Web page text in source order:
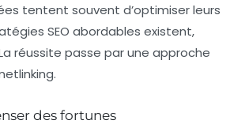
tentent souvent d’optimiser leurs
SEO abordables existent,
réussite passe par une approche
des fortunes